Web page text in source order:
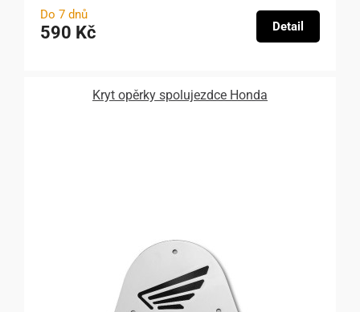
Do 7 dnů
590 Kč Detail
Kryt opěrky spolujezdce Honda